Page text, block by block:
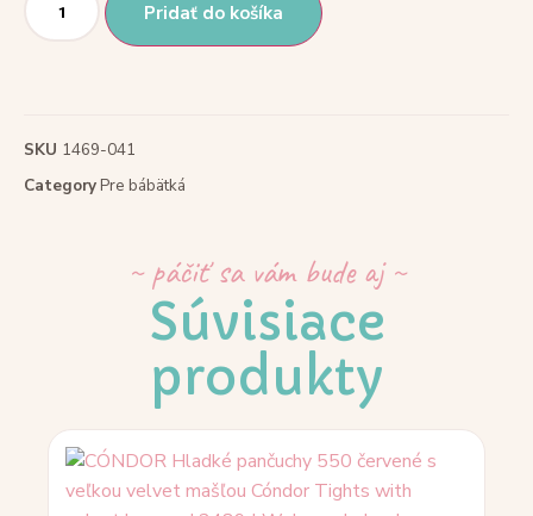
Pridať do košíka
SKU 1469-041
CategoryPre bábätká
~ páčiť sa vám bude aj ~
Súvisiace
produkty